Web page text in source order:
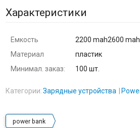
Характеристики
Емкость
2200 mah2600 mah
Материал
пластик
Минимал. заказ:
100 шт.
Категории:Зарядные устройства
power bank